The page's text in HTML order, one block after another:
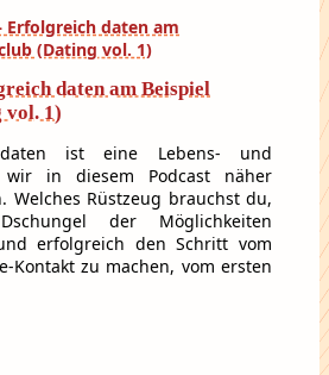
daten am Beispiel
vol. 1)
ist eine Lebens- und
wir in diesem Podcast näher
Welches Rüstzeug brauchst du,
der Möglichkeiten
erfolgreich den Schritt vom
Kontakt zu machen, vom ersten